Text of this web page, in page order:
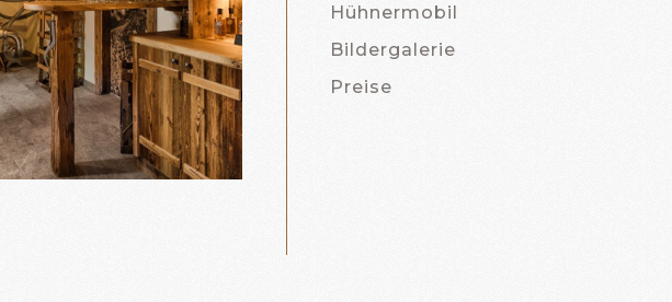
Hühnermobil
Bildergalerie
Preise